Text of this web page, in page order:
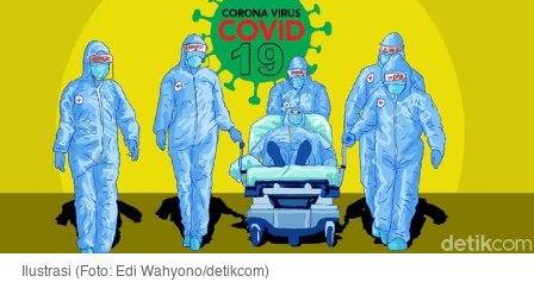
Ilustrasi (Foto: Edi Wahyono/detikcom)